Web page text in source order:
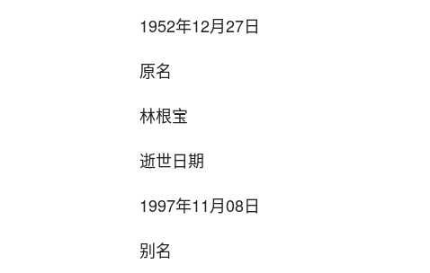
1952年12月27日
原名
林根宝
逝世日期
1997年11月08日
别名